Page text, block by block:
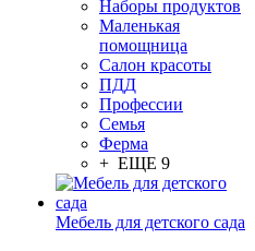
Наборы продуктов
Маленькая
помощница
Салон красоты
ПДД
Профессии
Семья
Ферма
+ ЕЩЕ 9
Мебель для детского сада